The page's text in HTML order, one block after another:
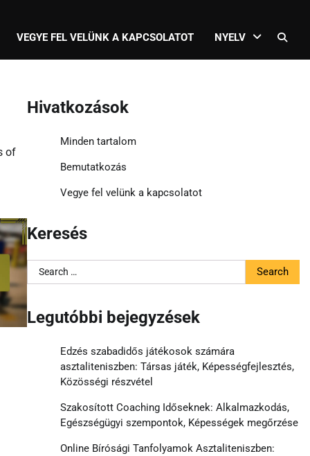
VEGYE FEL VELÜNK A KAPCSOLATOT NYELV
of
Hivatkozások
Minden tartalom
Bemutatkozás
Vegye fel velünk a kapcsolatot
Keresés
Search
for:
Legutóbbi bejegyzések
Edzés szabadidős játékosok számára
asztaliteniszben: Társas játék, Képességfejlesztés,
Közösségi részvétel
Szakosított Coaching Időseknek: Alkalmazkodás,
Egészségügyi szempontok, Képességek megőrzése
Online Bírósági Tanfolyamok Asztaliteniszben: